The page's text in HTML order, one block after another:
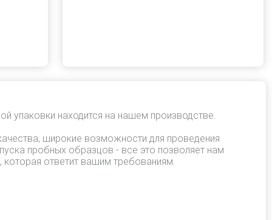
упаковки находится на нашем производстве.
широкие возможности для проведения
пробных образцов - все это позволяет нам
которая ответит вашим требованиям.